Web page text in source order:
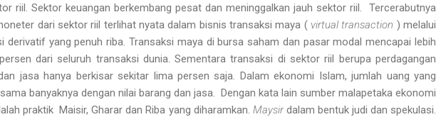
riil. Sektor keuangan berkembang pesat dan meninggalkan jauh sektor riil. Tercerabutnya
dari sektor riil terlihat nyata dalam bisnis transaksi maya ( virtual transaction ) melalui
derivatif yang penuh riba. Transaksi maya di bursa saham dan pasar modal mencapai lebih
dari seluruh transaksi dunia. Sementara transaksi di sektor riil berupa perdagangan
jasa hanya berkisar sekitar lima persen saja. Dalam ekonomi Islam, jumlah uang yang
banyaknya dengan nilai barang dan jasa. Dengan kata lain sumber malapetaka ekonomi
praktik Maisir, Gharar dan Riba yang diharamkan. Maysirdalam bentuk judi dan spekulasi.